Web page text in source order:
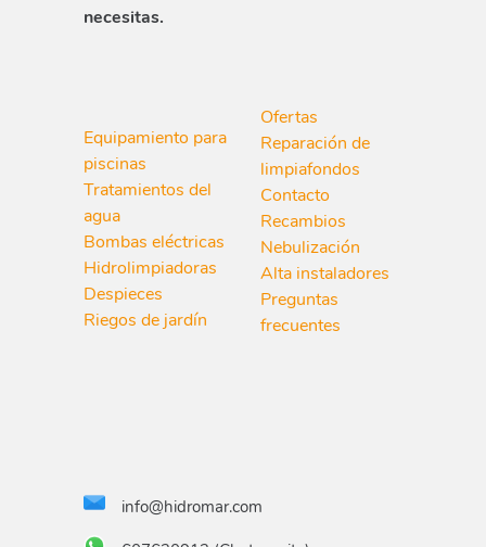
necesitas.
Equipamiento para
piscinas
Tratamientos del
agua
Bombas eléctricas
Hidrolimpiadoras
Despieces
Riegos de jardín
Ofertas
Reparación de
limpiafondos
Contacto
Recambios
Nebulización
Alta instaladores
Preguntas
frecuentes
info@hidromar.com